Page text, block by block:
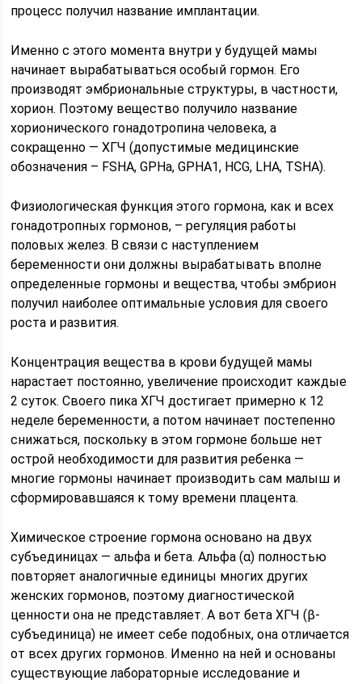
процесс получил название имплантации.
Именно с этого момента внутри у будущей мамы
начинает вырабатываться особый гормон. Его
производят эмбриональные структуры, в частности,
хорион. Поэтому вещество получило название
хорионического гонадотропина человека, а
сокращенно — ХГЧ (допустимые медицинские
обозначения – FSHA, GPHa, GPHA1, HCG, LHA, TSHA).
Физиологическая функция этого гормона, как и всех
гонадотропных гормонов, – регуляция работы
половых желез. В связи с наступлением
беременности они должны вырабатывать вполне
определенные гормоны и вещества, чтобы эмбрион
получил наиболее оптимальные условия для своего
роста и развития.
Концентрация вещества в крови будущей мамы
нарастает постоянно, увеличение происходит каждые
2 суток. Своего пика ХГЧ достигает примерно к 12
неделе беременности, а потом начинает постепенно
снижаться, поскольку в этом гормоне больше нет
острой необходимости для развития ребенка —
многие гормоны начинает производить сам малыш и
сформировавшаяся к тому времени плацента.
Химическое строение гормона основано на двух
субъединицах — альфа и бета. Альфа (α) полностью
повторяет аналогичные единицы многих других
женских гормонов, поэтому диагностической
ценности она не представляет. А вот бета ХГЧ (β-
субъединица) не имеет себе подобных, она отличается
от всех других гормонов. Именно на ней и основаны
существующие лабораторные исследование и